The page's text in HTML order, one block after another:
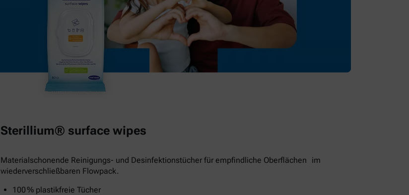
Sterillium® surface wipes
Materialschonende Reinigungs- und Desinfektionstücher für empfindliche Oberflächen im
wiederverschließbaren Flowpack.
100 % plastikfreie Tücher